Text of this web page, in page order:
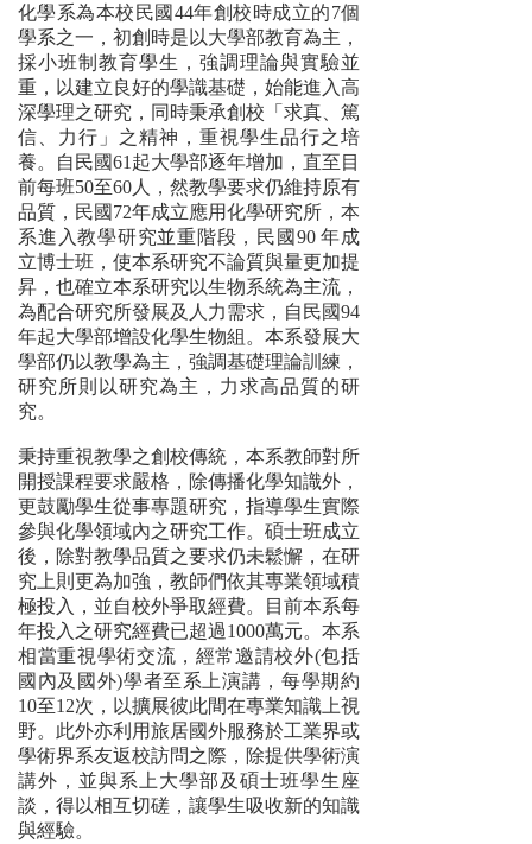
化學系為本校民國44年創校時成立的7個
學系之一，初創時是以大學部教育為主，
採小班制教育學生，強調理論與實驗並
重，以建立良好的學識基礎，始能進入高
深學理之研究，同時秉承創校「求真、篤
信、力行」之精神，重視學生品行之培
養。自民國61起大學部逐年增加，直至目
前每班50至60人，然教學要求仍維持原有
品質，民國72年成立應用化學研究所，本
系進入教學研究並重階段，民國90 年成
立博士班，使本系研究不論質與量更加提
昇，也確立本系研究以生物系統為主流，
為配合研究所發展及人力需求，自民國94
年起大學部增設化學生物組。本系發展大
學部仍以教學為主，強調基礎理論訓練，
研究所則以研究為主，力求高品質的研
究。
秉持重視教學之創校傳統，本系教師對所
開授課程要求嚴格，除傳播化學知識外，
更鼓勵學生從事專題研究，指導學生實際
參與化學領域內之研究工作。碩士班成立
後，除對教學品質之要求仍未鬆懈，在研
究上則更為加強，教師們依其專業領域積
極投入，並自校外爭取經費。目前本系每
年投入之研究經費已超過1000萬元。本系
相當重視學術交流，經常邀請校外(包括
國內及國外)學者至系上演講，每學期約
10至12次，以擴展彼此間在專業知識上視
野。此外亦利用旅居國外服務於工業界或
學術界系友返校訪問之際，除提供學術演
講外，並與系上大學部及碩士班學生座
談，得以相互切磋，讓學生吸收新的知識
與經驗。